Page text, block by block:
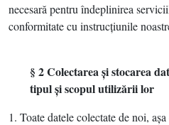
necesară pentru îndeplinirea
conformitate cu instrucţiunile
§ 2 Colectarea şi stocarea
tipul şi scopul utilizării lor
1. Toate datele colectate de noi,